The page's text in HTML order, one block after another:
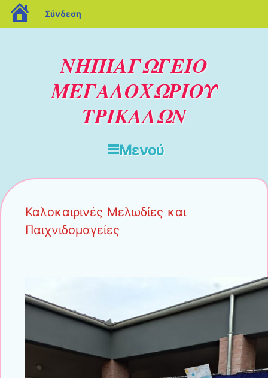
ΝΗΠΙΑΓΩΓΕΙΟ
ΜΕΓΑΛΟΧΩΡΙΟΥ
ΤΡΙΚΑΛΩΝ
Μενού
Καλοκαιρινές Μελωδίες και
Παιχνιδομαγείες
blogs.sch.gr
Σύνδεση